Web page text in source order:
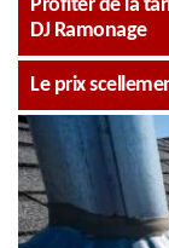
Profiter de la
DJ Ramonage
Le prix